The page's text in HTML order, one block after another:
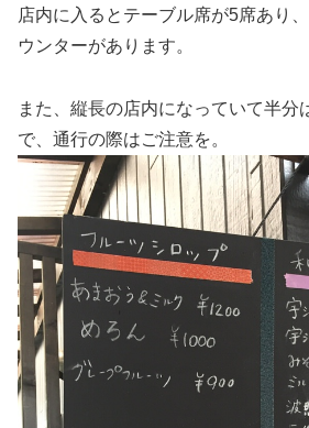
店内に入るとテーブル席が5席あり
ウンターがあります。
また、縦長の店内になっていて半分
で、通行の際はご注意を。